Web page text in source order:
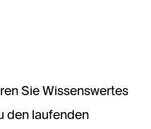
Sie Wissenswertes
den laufenden